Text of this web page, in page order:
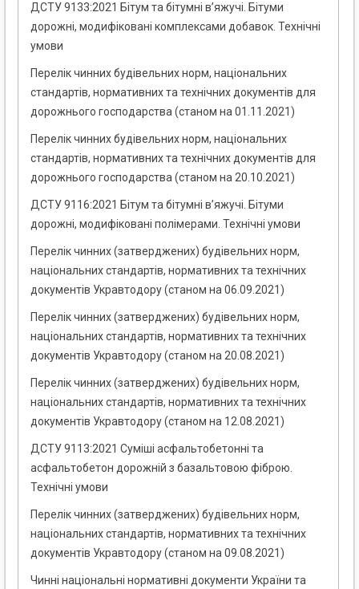
ДСТУ 9133:2021 Бітум та бітумні в’яжучі. Бітуми
дорожні, модифіковані комплексами добавок. Технічні
умови
Перелік чинних будівельних норм, національних
стандартів, нормативних та технічних документів для
дорожнього господарства (станом на 01.11.2021)
Перелік чинних будівельних норм, національних
стандартів, нормативних та технічних документів для
дорожнього господарства (станом на 20.10.2021)
ДСТУ 9116:2021 Бітум та бітумні в’яжучі. Бітуми
дорожні, модифіковані полімерами. Технічні умови
Перелік чинних (затверджених) будівельних норм,
національних стандартів, нормативних та технічних
документів Укравтодору (станом на 06.09.2021)
Перелік чинних (затверджених) будівельних норм,
національних стандартів, нормативних та технічних
документів Укравтодору (станом на 20.08.2021)
Перелік чинних (затверджених) будівельних норм,
національних стандартів, нормативних та технічних
документів Укравтодору (станом на 12.08.2021)
ДСТУ 9113:2021 Суміші асфальтобетонні та
асфальтобетон дорожній з базальтовою фіброю.
Технічні умови
Перелік чинних (затверджених) будівельних норм,
національних стандартів, нормативних та технічних
документів Укравтодору (станом на 09.08.2021)
Чинні національні нормативні документи України та